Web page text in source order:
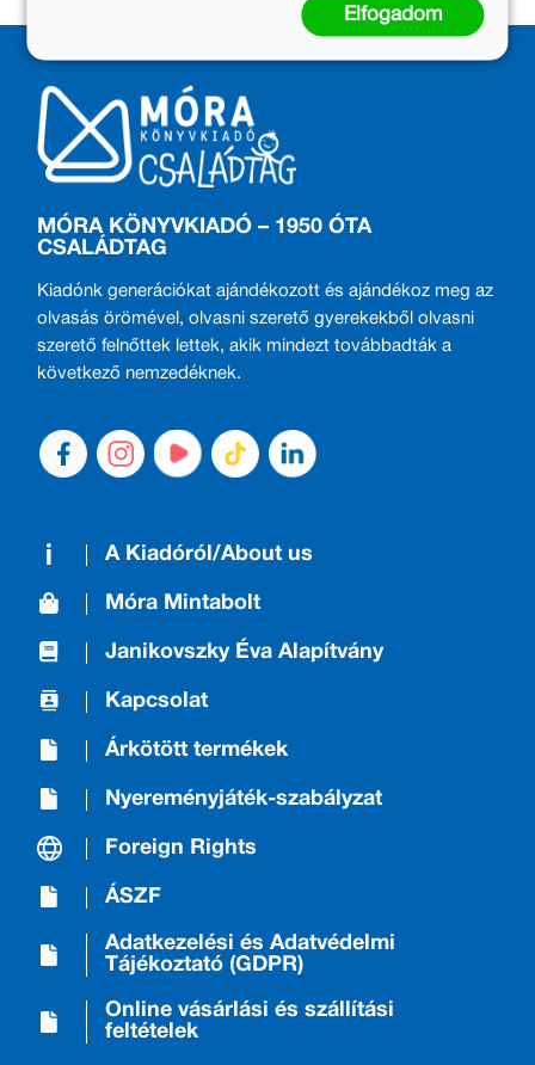
MÓRA KÖNYVKIADÓ – 1950 ÓTA
CSALÁDTAG
Kiadónk generációkat ajándékozott és ajándékoz meg az
olvasás örömével, olvasni szerető gyerekekből olvasni
szerető felnőttek lettek, akik mindezt továbbadták a
következő nemzedéknek.
A Kiadóról/About us
Móra Mintabolt
Janikovszky Éva Alapítvány
Kapcsolat
Árkötött termékek
Nyereményjáték-szabályzat
Foreign Rights
ÁSZF
Adatkezelési és Adatvédelmi
Tájékoztató (GDPR)
Online vásárlási és szállítási
feltételek
Elfogadom